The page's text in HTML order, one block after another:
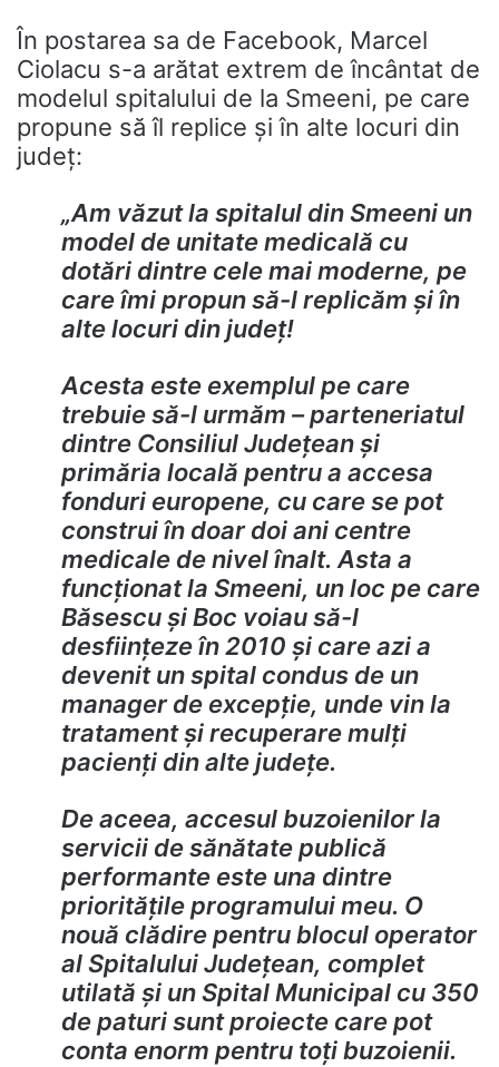
În postarea sa de Facebook, Marcel
Ciolacu s-a arătat extrem de încântat de
modelul spitalului de la Smeeni, pe care
propune să îl replice și în alte locuri din
județ:
„Am văzut la spitalul din Smeeni un
model de unitate medicală cu
dotări dintre cele mai moderne, pe
care îmi propun să-l replicăm și în
alte locuri din județ!
Acesta este exemplul pe care
trebuie să-l urmăm – parteneriatul
dintre Consiliul Județean și
primăria locală pentru a accesa
fonduri europene, cu care se pot
construi în doar doi ani centre
medicale de nivel înalt. Asta a
funcționat la Smeeni, un loc pe care
Băsescu și Boc voiau să-l
desființeze în 2010 și care azi a
devenit un spital condus de un
manager de excepție, unde vin la
tratament și recuperare mulți
pacienți din alte județe.
De aceea, accesul buzoienilor la
servicii de sănătate publică
performante este una dintre
prioritățile programului meu. O
nouă clădire pentru blocul operator
al Spitalului Județean, complet
utilată și un Spital Municipal cu 350
de paturi sunt proiecte care pot
conta enorm pentru toți buzoienii.